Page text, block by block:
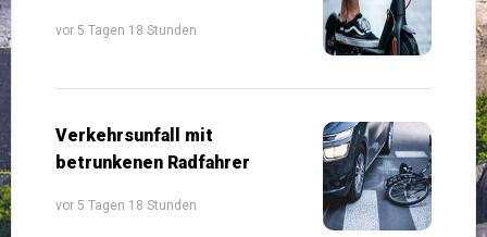
vor 5 Tagen 18 Stunden
Verkehrsunfall mit
betrunkenen Radfahrer
vor 5 Tagen 18 Stunden